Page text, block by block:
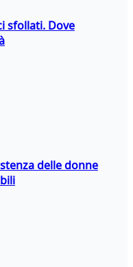
sfollati. Dove
delle donne